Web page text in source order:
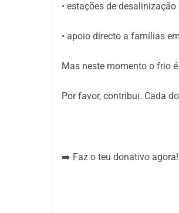
• estações de
• apoio directo a famílias
Mas neste momento o frio
Por favor, contribui. Cada
➡️ Faz o teu donativo agora!